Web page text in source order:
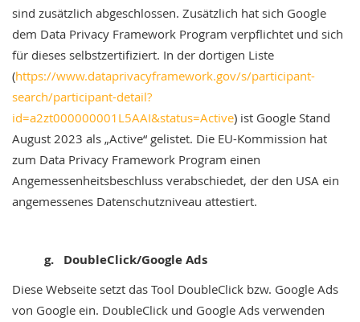
sind zusätzlich abgeschlossen. Zusätzlich hat sich Google
dem Data Privacy Framework Program verpflichtet und sich
für dieses selbstzertifiziert. In der dortigen Liste
(https://www.dataprivacyframework.gov/s/participant-
search/participant-detail?
id=a2zt000000001L5AAI&status=Active) ist Google Stand
August 2023 als „Active“ gelistet. Die EU-Kommission hat
zum Data Privacy Framework Program einen
Angemessenheitsbeschluss verabschiedet, der den USA ein
angemessenes Datenschutzniveau attestiert.
g. DoubleClick/Google Ads
Diese Webseite setzt das Tool DoubleClick bzw. Google Ads
von Google ein. DoubleClick und Google Ads verwenden